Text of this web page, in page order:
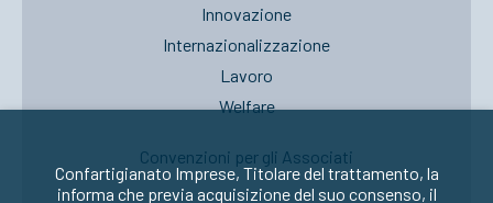
Innovazione
Internazionalizzazione
Lavoro
Welfare
Convenzioni per gli Associati
Confartigianato Imprese, Titolare del trattamento, la
informa che previa acquisizione del suo consenso, il